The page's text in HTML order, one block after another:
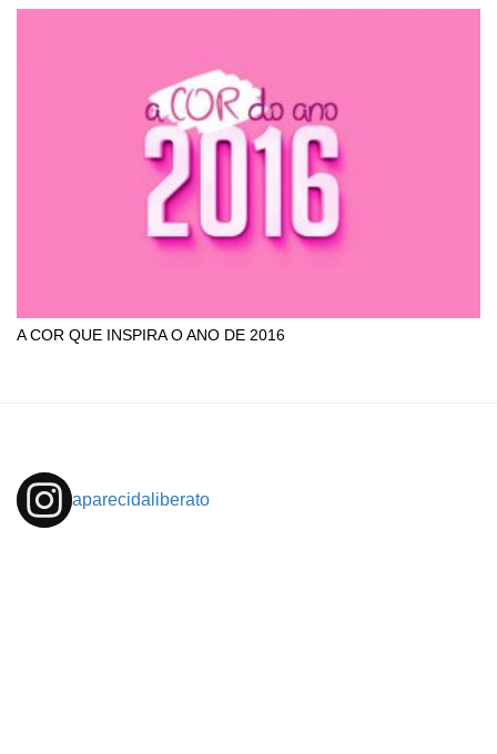
A COR QUE INSPIRA O ANO DE 2016
aparecidaliberato